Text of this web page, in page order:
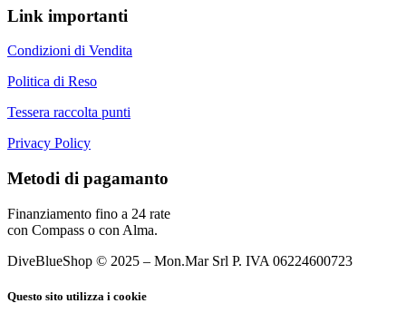
Link importanti
Condizioni di Vendita
Politica di Reso
Tessera raccolta punti
Privacy Policy
Metodi di pagamanto
Finanziamento fino a 24 rate
con Compass o con Alma.
DiveBlueShop © 2025 – Mon.Mar Srl P. IVA 06224600723
Questo sito utilizza i cookie